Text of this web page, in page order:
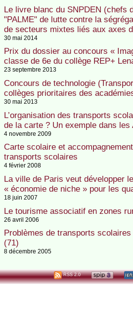
Le livre blanc du SNPDEN (chefs
"PALME" de lutte contre la
de secteurs mixtes liés aux axes
30 mai 2014
Prix du dossier au concours «
classe de 6e du collège REP+
23 septembre 2013
Concours de technologie
collèges prioritaires des
30 mai 2013
L’organisation des transports
de la carte ? Un exemple dans les
4 novembre 2009
Carte scolaire et
transports scolaires
4 février 2008
La ville de Paris veut développer
« économie de niche » pour les
18 juin 2007
Le tourisme associatif en zones
26 avril 2006
Problèmes de transports
(71)
8 décembre 2005
RSS 2.0